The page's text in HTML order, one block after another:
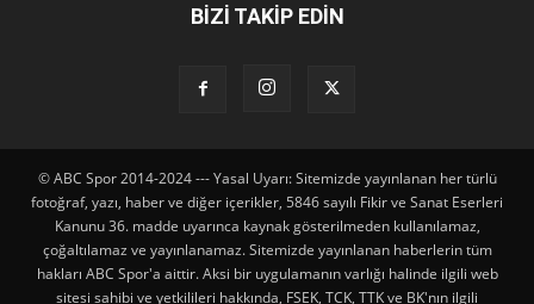
BİZİ TAKİP EDİN
© ABC Spor 2014-2024 --- Yasal Uyarı: Sitemizde yayınlanan her türlü
fotoğraf, yazı, haber ve diğer içerikler, 5846 sayılı Fikir ve Sanat Eserleri
Kanunu 36. madde uyarınca kaynak gösterilmeden kullanılamaz,
çoğaltılamaz ve yayınlanamaz. Sitemizde yayınlanan haberlerin tüm
hakları ABC Spor'a aittir. Aksi bir uygulamanın varlığı halinde ilgili web
sitesi sahibi ve yetkilileri hakkında, FSEK, TCK, TTK ve BK'nın ilgili